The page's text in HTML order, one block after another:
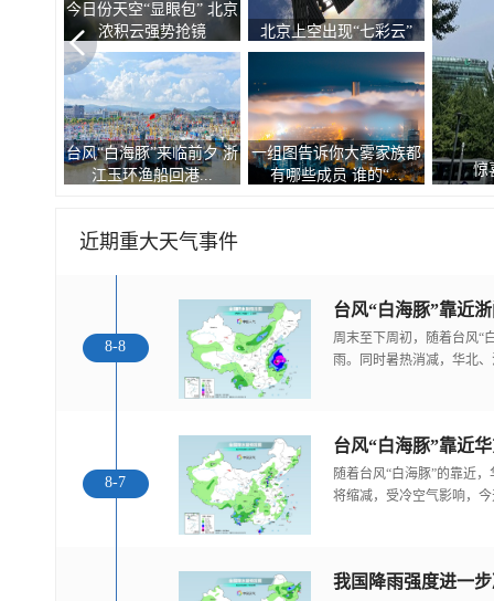
今日份天空“显眼包” 北京
浓积云强势抢镜
北京上空出现“七彩云”
台风“白海豚”来临前夕 浙
江玉环渔船回港...
一组图告诉你大雾家族都
有哪些成员 谁的“...
惊
近期重大天气事件
8-8
台风“白海豚”靠近
周末至下周初，随着台风“
雨。同时暑热消减，华北
8-7
随着台风“白海豚”的靠近
将缩减，受冷空气影响，